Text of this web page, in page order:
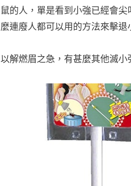
鼠的人，單是看到小強已經會
麼連廢人都可以用的方法來擊退
以解燃眉之急，有甚麼其他滅小